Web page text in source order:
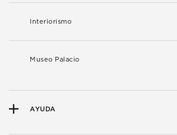
Interiorismo
Museo Palacio
AYUDA